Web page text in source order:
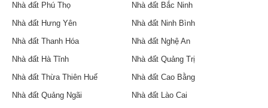
Nhà đất Phú Thọ
Nhà đất Bắc Ninh
Nhà đất Hưng Yên
Nhà đất Ninh Bình
Nhà đất Thanh Hóa
Nhà đất Nghệ An
Nhà đất Hà Tĩnh
Nhà đất Quảng Trị
Nhà đất Thừa Thiên Huế
Nhà đất Cao Bằng
Nhà đất Quảng Ngãi
Nhà đất Lào Cai